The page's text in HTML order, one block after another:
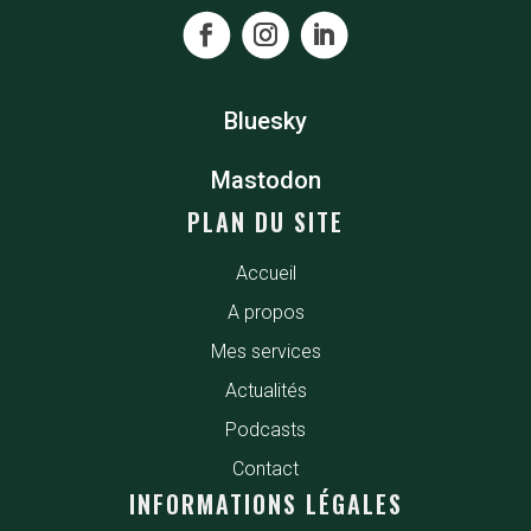
Bluesky
Mastodon
PLAN DU SITE
Accueil
A propos
Mes services
Actualités
Podcasts
Contact
INFORMATIONS LÉGALES